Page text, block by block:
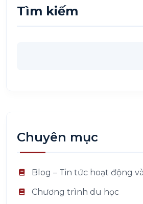
Tìm kiếm
Chuyên mục
Blog – Tin tức hoạt động
Chương trình du học